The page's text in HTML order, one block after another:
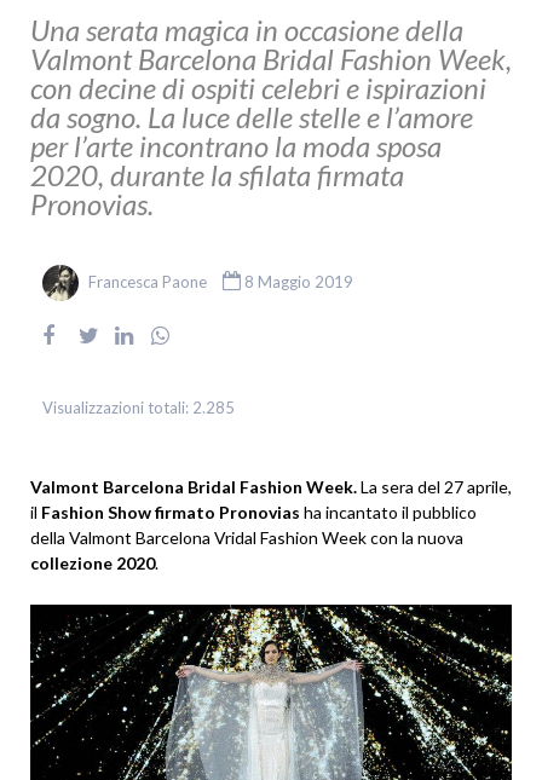
Una serata magica in occasione della
Valmont Barcelona Bridal Fashion Week,
con decine di ospiti celebri e ispirazioni
da sogno. La luce delle stelle e l’amore
per l’arte incontrano la moda sposa
2020, durante la sfilata firmata
Pronovias.
Francesca Paone 8 Maggio 2019
Visualizzazioni totali: 2.285
Valmont Barcelona Bridal Fashion Week.La sera del 27 aprile,
il Fashion Show firmato Pronovias ha incantato il pubblico
della Valmont Barcelona Vridal Fashion Week con la nuova
collezione 2020.